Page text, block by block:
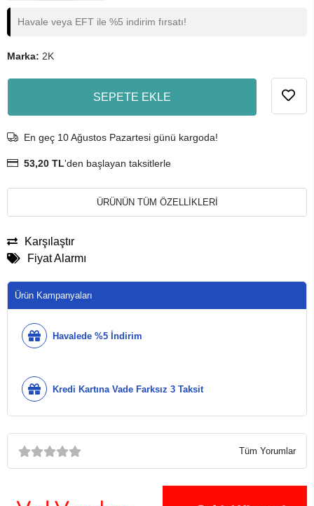
Havale veya EFT ile %5 indirim fırsatı!
Marka: 2K
SEPETE EKLE
En geç 10 Ağustos Pazartesi günü kargoda!
53,20 TL'den başlayan taksitlerle
ÜRÜNÜN TÜM ÖZELLİKLERİ
Karşılaştır
Fiyat Alarmı
Ürün Kampanyaları
Havalede %5 İndirim
Kredi Kartına Vade Farksız 3 Taksit
Tüm Yorumlar